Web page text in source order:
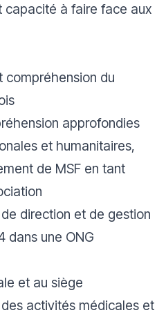
capacité à faire face aux
compréhension du
approfondies
et humanitaires,
de MSF en tant
direction et de gestion
dans une ONG
et au siège
activités médicales et